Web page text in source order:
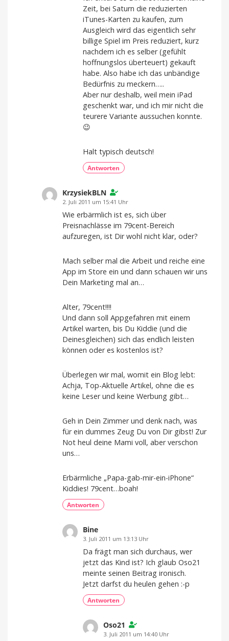
Zeit, bei Saturn die reduzierten
iTunes-Karten zu kaufen, zum
Ausgleich wird das eigentlich sehr
billige Spiel im Preis reduziert, kurz
nachdem ich es selber (gefühlt
hoffnungslos überteuert) gekauft
habe. Also habe ich das unbändige
Bedürfnis zu meckern…..
Aber nur deshalb, weil mein iPad
geschenkt war, und ich mir nicht die
teurere Variante aussuchen konnte.
😉
Halt typisch deutsch!
Antworten
KrzysiekBLN
2. Juli 2011 um 15:41 Uhr
Wie erbärmlich ist es, sich über
Preisnachlässe im 79cent-Bereich
aufzuregen, ist Dir wohl nicht klar, oder?
Mach selber mal die Arbeit und reiche eine
App im Store ein und dann schauen wir uns
Dein Marketing mal an…
Alter, 79cent!!!!
Und dann soll Appgefahren mit einem
Artikel warten, bis Du Kiddie (und die
Deinesgleichen) sich das endlich leisten
können oder es kostenlos ist?
Überlegen wir mal, womit ein Blog lebt:
Achja, Top-Aktuelle Artikel, ohne die es
keine Leser und keine Werbung gibt…
Geh in Dein Zimmer und denk nach, was
für ein dummes Zeug Du von Dir gibst! Zur
Not heul deine Mami voll, aber verschon
uns…
Erbärmliche „Papa-gab-mir-ein-iPhone“
Kiddies! 79cent…boah!
Antworten
Bine
3. Juli 2011 um 13:13 Uhr
Da frägt man sich durchaus, wer
jetzt das Kind ist? Ich glaub Oso21
meinte seinen Beitrag ironisch.
Jetzt darfst du heulen gehen :-p
Antworten
Oso21
3. Juli 2011 um 14:40 Uhr